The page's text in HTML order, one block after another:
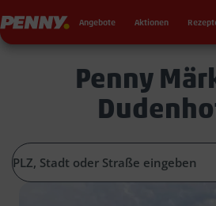
Penny Angebote Aktionen
Penny